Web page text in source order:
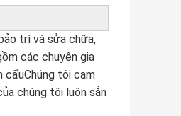
trì và sửa chữa,
các chuyên gia
cẩuChúng tôi cam
chúng tôi luôn sẵn